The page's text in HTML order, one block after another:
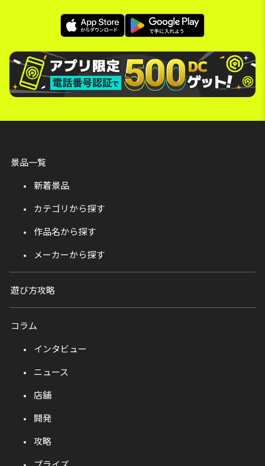
景品一覧
新着景品
カテゴリから探す
作品名から探す
メーカーから探す
遊び方攻略
コラム
インタビュー
ニュース
店舗
開発
攻略